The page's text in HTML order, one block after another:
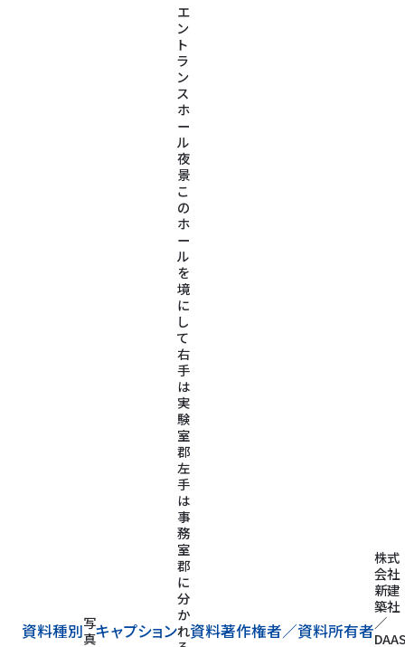
資料種別写
真キャプション
エ
ン
ト
ラ
ン
ス
ホ
ー
ル
夜
景
こ
の
ホ
ー
ル
を
境
に
し
て
右
手
は
実
験
室
郡
左
手
は
事
務
室
郡
に
分
か
れ資料著作権者／資料所有者
株式
会社
新建
築社
／